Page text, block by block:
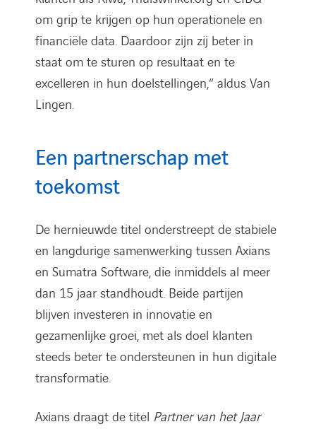
om grip te krijgen op hun operationele en
financiële data. Daardoor zijn zij beter in
staat om te sturen op resultaat en te
excelleren in hun doelstellingen,” aldus Van
Lingen.
Een partnerschap met
toekomst
De hernieuwde titel onderstreept de stabiele
en langdurige samenwerking tussen Axians
en Sumatra Software, die inmiddels al meer
dan 15 jaar standhoudt. Beide partijen
blijven investeren in innovatie en
gezamenlijke groei, met als doel klanten
steeds beter te ondersteunen in hun digitale
transformatie.
Axians draagt de titel Partner van het Jaar